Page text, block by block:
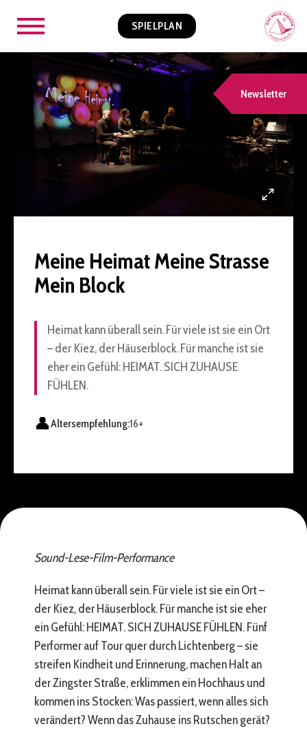
SPIELPLAN
Newsletter
Meine Heimat Meine Strasse
Mein Block
Heimat kann überall sein. Für viele ist sie ein Ort
– der Kiez, der Häuserblock. Für manche ist sie
eher ein Gefühl: HEIMAT. SICH ZUHAUSE
FÜHLEN.
👤Altersempfehlung:16+
Sound-Lese-Film-Performance
Heimat kann überall sein. Für viele ist sie ein Ort –
der Kiez, der Häuserblock. Für manche ist sie eher
ein Gefühl: HEIMAT. SICH ZUHAUSE FÜHLEN. Fünf
Performer auf Tour quer durch Lichtenberg – sie
streifen Kindheit und Erinnerung, machen Halt an
der Zingster Straße, erklimmen ein Hochhaus und
kommen ins Stocken: Was passiert, wenn alles sich
verändert? Wenn das Zuhause ins Rutschen gerät?